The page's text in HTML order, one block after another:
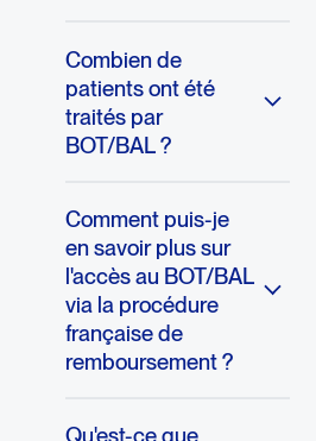
Combien de
patients ont été
traités par
BOT/BAL ?
Comment puis-je
en savoir plus sur
l'accès au BOT/BAL
via la procédure
française de
remboursement ?
Qu'est-ce que